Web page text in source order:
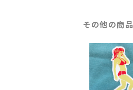
その他の商品